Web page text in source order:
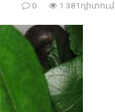
0 1 381դիտում